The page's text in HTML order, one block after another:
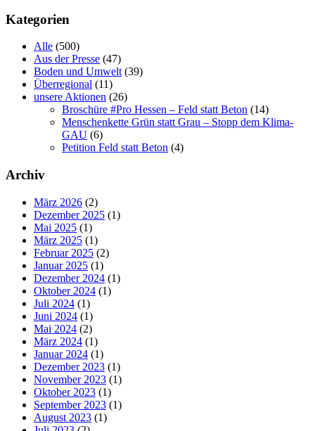
Kategorien
Alle (500)
Aus der Presse (47)
Boden und Umwelt (39)
Überregional (11)
unsere Aktionen (26)
Broschüre #Pro Hessen – Feld statt Beton (14)
Menschenkette Grün statt Grau – Stopp dem Klima-
GAU (6)
Petition Feld statt Beton (4)
Archiv
März 2026 (2)
Dezember 2025 (1)
Mai 2025 (1)
März 2025 (1)
Februar 2025 (2)
Januar 2025 (1)
Dezember 2024 (1)
Oktober 2024 (1)
Juli 2024 (1)
Juni 2024 (1)
Mai 2024 (2)
März 2024 (1)
Januar 2024 (1)
Dezember 2023 (1)
November 2023 (1)
Oktober 2023 (1)
September 2023 (1)
August 2023 (1)